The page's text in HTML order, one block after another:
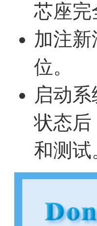
芯座完
加注
位。
启动
状态后
和测试